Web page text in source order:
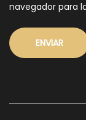
navegador para